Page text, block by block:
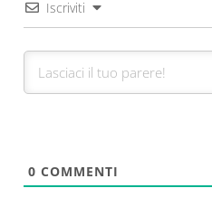
Iscriviti
0 COMMENTI